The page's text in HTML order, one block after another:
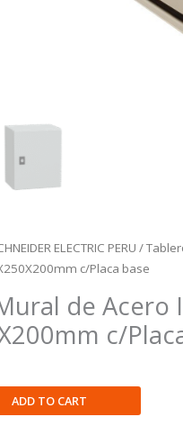
ELECTRIC PERU /
c/Placa base
de Acero
c/
ADD TO CART